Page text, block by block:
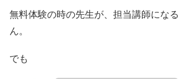
無料体験の時の先生が、担当講師にな
ん。
でも